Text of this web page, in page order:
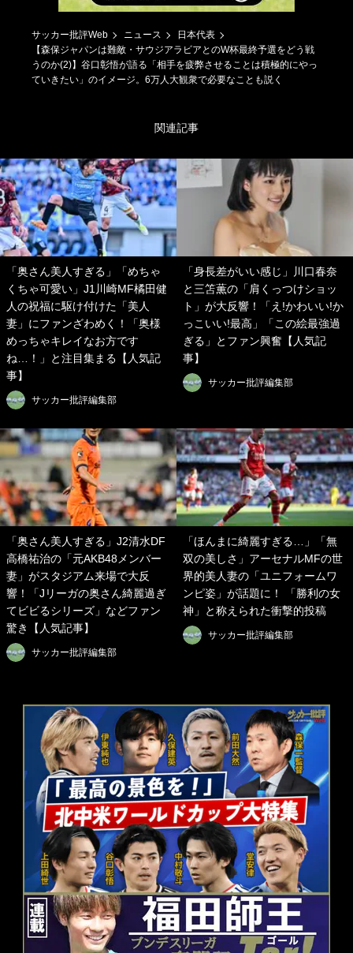
サッカー批評Web ニュース
日本代表
【森保ジャパンは難敵・サウジアラビアとのW杯最終予選をどう戦
うのか(2)】谷口彰悟が語る「相手を疲弊させることは積極的にやっ
ていきたい」のイメージ。6万人大観衆で必要なことも説く
関連記事
「奥さん美人すぎる」「めちゃ
くちゃ可愛い」J1川崎MF橘田健
人の祝福に駆け付けた「美人
妻」にファンざわめく！「奥様
めっちゃキレイなお方です
ね…！」と注目集まる【人気記
事】
サッカー批評編集部
「身長差がいい感じ」川口春奈
と三笘薫の「肩くっつけショッ
ト」が大反響！「え!かわいい!か
っこいい!最高」「この絵最強過
ぎる」とファン興奮【人気記
事】
サッカー批評編集部
「奥さん美人すぎる」J2清水DF
高橋祐治の「元AKB48メンバー
妻」がスタジアム来場で大反
響！「Jリーガの奥さん綺麗過ぎ
てビビるシリーズ」などファン
驚き【人気記事】
サッカー批評編集部
「ほんまに綺麗すぎる…」「無
双の美しさ」アーセナルMFの世
界的美人妻の「ユニフォームワ
ンピ姿」が話題に！ 「勝利の女
神」と称えられた衝撃的投稿
サッカー批評編集部